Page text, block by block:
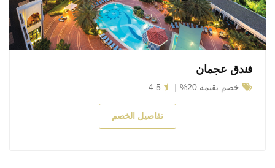
فندق عجمان
خصم بقيمة 20% 4.5
تفاصيل الخصم